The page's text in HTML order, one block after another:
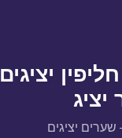
יציגים
שערים יציגים